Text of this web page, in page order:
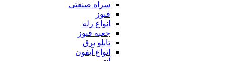
سراه صنعتی
فیوز
انواع رله
جعبه فیوز
تابلو برق
انواع آیفون